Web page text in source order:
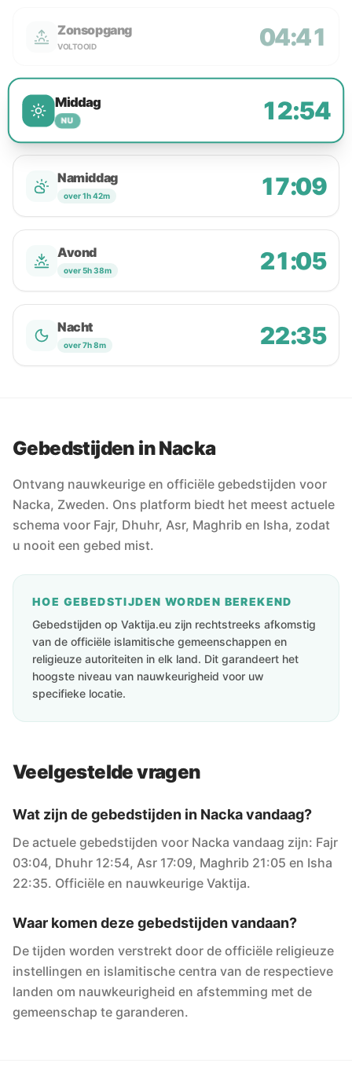
Zonsopgang
VOLTOOID 04:41
Middag
NU 12:54
Namiddag
over 1h 42m 17:09
Avond
over 5h 38m 21:05
Nacht
over 7h 8m 22:35
Gebedstijden in Nacka
Ontvang nauwkeurige en officiële gebedstijden voor
Nacka, Zweden. Ons platform biedt het meest actuele
schema voor Fajr, Dhuhr, Asr, Maghrib en Isha, zodat
u nooit een gebed mist.
HOE GEBEDSTIJDEN WORDEN BEREKEND
Gebedstijden op Vaktija.eu zijn rechtstreeks afkomstig
van de officiële islamitische gemeenschappen en
religieuze autoriteiten in elk land. Dit garandeert het
hoogste niveau van nauwkeurigheid voor uw
specifieke locatie.
Veelgestelde vragen
Wat zijn de gebedstijden in Nacka vandaag?
De actuele gebedstijden voor Nacka vandaag zijn: Fajr
03:04, Dhuhr 12:54, Asr 17:09, Maghrib 21:05 en Isha
22:35. Officiële en nauwkeurige Vaktija.
Waar komen deze gebedstijden vandaan?
De tijden worden verstrekt door de officiële religieuze
instellingen en islamitische centra van de respectieve
landen om nauwkeurigheid en afstemming met de
gemeenschap te garanderen.